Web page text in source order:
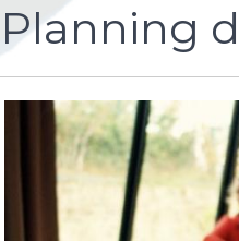
Planning